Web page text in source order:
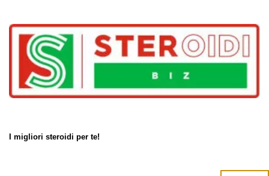
I migliori steroidi per te!